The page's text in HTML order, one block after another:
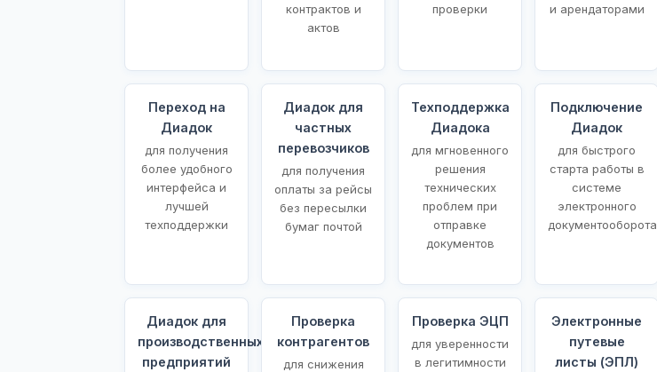
контрактов и
актов
проверки
и арендаторами
Переход на
Диадок
для получения
более удобного
интерфейса и
лучшей
техподдержки
Диадок для
частных
перевозчиков
для получения
оплаты за рейсы
без пересылки
бумаг почтой
Техподдержка
Диадока
для мгновенного
решения
технических
проблем при
отправке
документов
Подключение
Диадок
для быстрого
старта работы в
системе
электронного
документооборота
Диадок для
производственных
предприятий
Проверка
контрагентов
для снижения
Проверка ЭЦП
для уверенности
в легитимности
Электронные
путевые
листы (ЭПЛ)